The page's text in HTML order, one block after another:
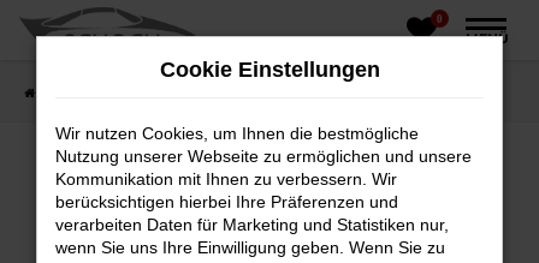
Zum
0
MENÜ
Fehler: Network Error
Beim Laden ist ein Fehler aufgetreten.
Cookie Einstellungen
Wir nutzen Cookies, um Ihnen die bestmögliche
Nutzung unserer Webseite zu ermöglichen und unsere
Kommunikation mit Ihnen zu verbessern. Wir
berücksichtigen hierbei Ihre Präferenzen und
verarbeiten Daten für Marketing und Statistiken nur,
wenn Sie uns Ihre Einwilligung geben. Wenn Sie zu